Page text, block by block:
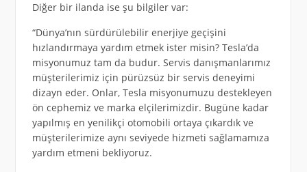
Diğer bir ilanda ise şu bilgiler var:
“Dünya’nın sürdürülebilir enerjiye geçişini
hızlandırmaya yardım etmek ister misin? Tesla’da
misyonumuz tam da budur. Servis danışmanlarımız
müşterilerimiz için pürüzsüz bir servis deneyimi
dizayn eder. Onlar, Tesla misyonumuzu destekleyen
ön cephemiz ve marka elçilerimizdir. Bugüne kadar
yapılmış en yenilikçi otomobili ortaya çıkardık ve
müşterilerimize aynı seviyede hizmeti sağlamamıza
yardım etmeni bekliyoruz.